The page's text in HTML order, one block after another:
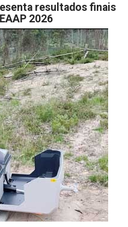
resultados finais
2026